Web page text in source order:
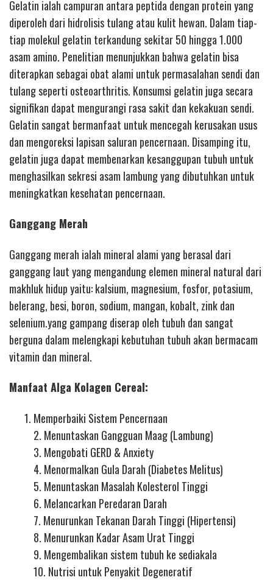
Gelatin ialah campuran antara peptida dengan protein yang
diperoleh dari hidrolisis tulang atau kulit hewan. Dalam tiap-
tiap molekul gelatin terkandung sekitar 50 hingga 1.000
asam amino. Penelitian menunjukkan bahwa gelatin bisa
diterapkan sebagai obat alami untuk permasalahan sendi dan
tulang seperti osteoarthritis. Konsumsi gelatin juga secara
signifikan dapat mengurangi rasa sakit dan kekakuan sendi.
Gelatin sangat bermanfaat untuk mencegah kerusakan usus
dan mengoreksi lapisan saluran pencernaan. Disamping itu,
gelatin juga dapat membenarkan kesanggupan tubuh untuk
menghasilkan sekresi asam lambung yang dibutuhkan untuk
meningkatkan kesehatan pencernaan.
Ganggang Merah
Ganggang merah ialah mineral alami yang berasal dari
ganggang laut yang mengandung elemen mineral natural dari
makhluk hidup yaitu: kalsium, magnesium, fosfor, potasium,
belerang, besi, boron, sodium, mangan, kobalt, zink dan
selenium.yang gampang diserap oleh tubuh dan sangat
berguna dalam melengkapi kebutuhan tubuh akan bermacam
vitamin dan mineral.
Manfaat Alga Kolagen Cereal:
Memperbaiki Sistem Pencernaan
2. Menuntaskan Gangguan Maag (Lambung)
3. Mengobati GERD & Anxiety
4. Menormalkan Gula Darah (Diabetes Melitus)
5. Menuntaskan Masalah Kolesterol Tinggi
6. Melancarkan Peredaran Darah
7. Menurunkan Tekanan Darah Tinggi (Hipertensi)
8. Menurunkan Kadar Asam Urat Tinggi
9. Mengembalikan sistem tubuh ke sediakala
10. Nutrisi untuk Penyakit Degeneratif